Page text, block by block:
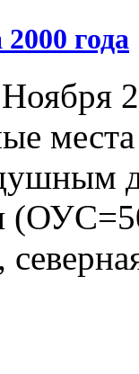
года